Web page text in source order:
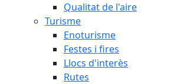
Qualitat de l'aire
Turisme
Enoturisme
Festes i fires
Llocs d'interès
Rutes